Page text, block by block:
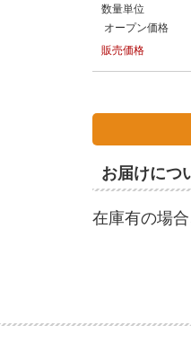
数量単位
オープン価格
販売価格
お届けにつ
在庫有の場